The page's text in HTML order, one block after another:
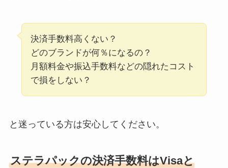
決済手数料高くない？
どのブランドが何％になるの？
月額料金や振込手数料などの隠れたコスト
で損をしない？
と迷っている方は安心してください。
ステラパックの決済手数料はVisaと